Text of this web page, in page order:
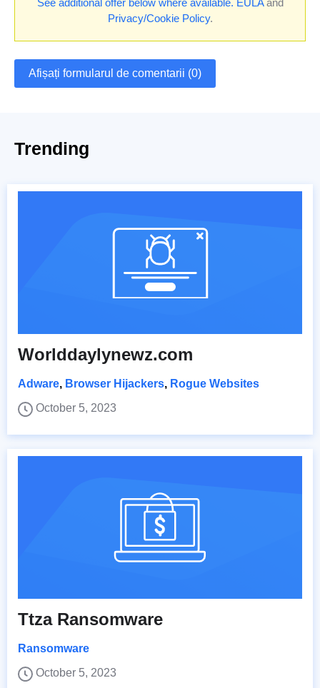
See additional offer below where available. EULAand
Privacy/Cookie Policy.
Afișați formularul de comentarii (0)
Trending
Worlddaylynewz.com
Adware, Browser Hijackers, Rogue Websites
October 5, 2023
Ttza Ransomware
Ransomware
October 5, 2023